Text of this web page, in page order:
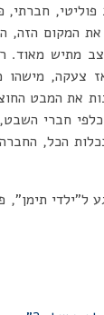
המקום הזה,
מתיש
צעקה,
את המבט
חברי
הכל,
ל”ילדי